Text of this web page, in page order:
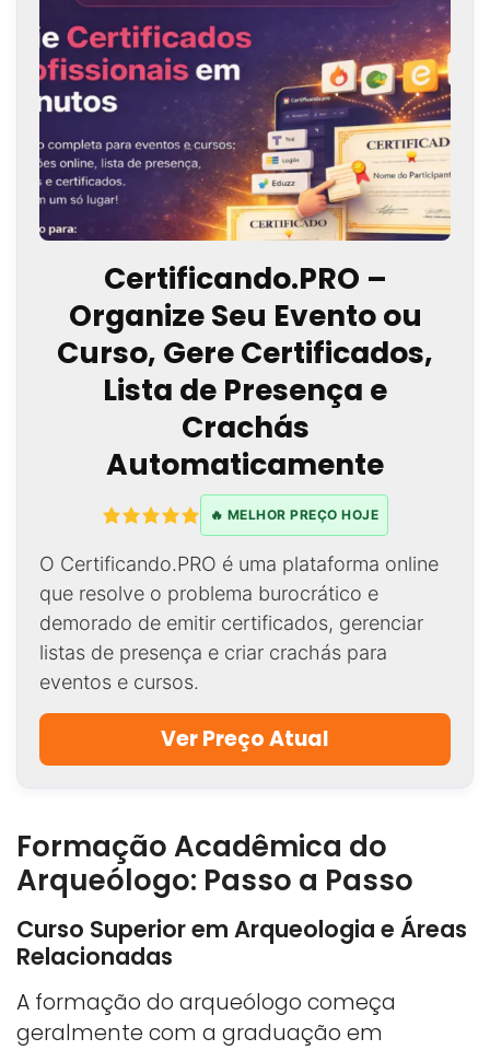
Certificando.PRO –
Organize Seu Evento ou
Curso, Gere Certificados,
Lista de Presença e
Crachás
Automaticamente
🔥 MELHOR PREÇO HOJE
O Certificando.PRO é uma plataforma online
que resolve o problema burocrático e
demorado de emitir certificados, gerenciar
listas de presença e criar crachás para
eventos e cursos.
Ver Preço Atual
Formação Acadêmica do
Arqueólogo: Passo a Passo
Curso Superior em Arqueologia e Áreas
Relacionadas
A formação do arqueólogo começa
geralmente com a graduação em